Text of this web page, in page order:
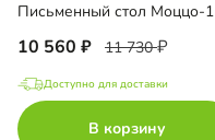
Письменный стол Моццо-1
10 560 11 730
Доступно для доставки
В корзину